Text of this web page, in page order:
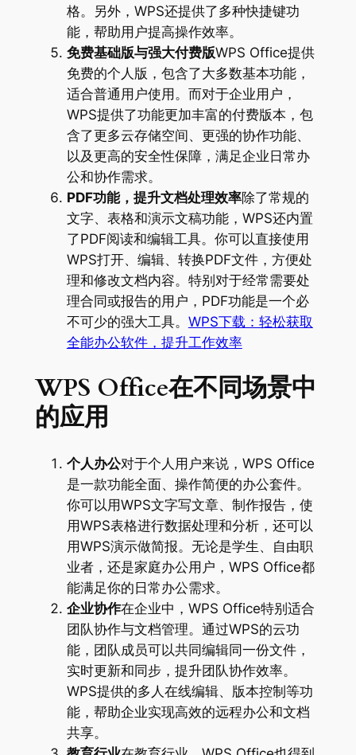
格。另外，WPS还提供了多种快捷键功
能，帮助用户提高操作效率。
免费基础版与强大付费版WPS Office提供
免费的个人版，包含了大多数基本功能，
适合普通用户使用。而对于企业用户，
WPS提供了功能更加丰富的付费版本，包
含了更多云存储空间、更强的协作功能、
以及更高的安全性保障，满足企业日常办
公和协作需求。
PDF功能，提升文档处理效率除了常规的
文字、表格和演示文稿功能，WPS还内置
了PDF阅读和编辑工具。你可以直接使用
WPS打开、编辑、转换PDF文件，方便处
理和修改文档内容。特别对于经常需要处
理合同或报告的用户，PDF功能是一个必
不可少的强大工具。 WPS下载：轻松获取
全能办公软件，提升工作效率
WPS Office在不同场景中
的应用
个人办公对于个人用户来说，WPS Office
是一款功能全面、操作简便的办公套件。
你可以用WPS文字写文章、制作报告，使
用WPS表格进行数据处理和分析，还可以
用WPS演示做简报。无论是学生、自由职
业者，还是家庭办公用户，WPS Office都
能满足你的日常办公需求。
企业协作在企业中，WPS Office特别适合
团队协作与文档管理。通过WPS的云功
能，团队成员可以共同编辑同一份文件，
实时更新和同步，提升团队协作效率。
WPS提供的多人在线编辑、版本控制等功
能，帮助企业实现高效的远程办公和文档
共享。